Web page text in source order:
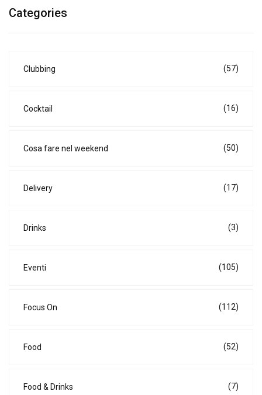
Categories
Clubbing (57)
Cocktail (16)
Cosa fare nel weekend (50)
Delivery (17)
Drinks (3)
Eventi (105)
Focus On (112)
Food (52)
Food & Drinks (7)